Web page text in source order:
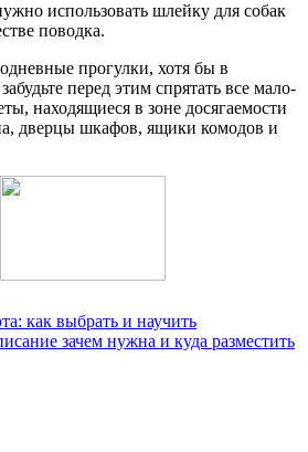
использовать шлейку для собак
поводка.
прогулки, хотя бы в
перед этим спрятать все мало-
находящиеся в зоне досягаемости
дверцы шкафов, ящики комодов и
как выбрать и научить
зачем нужна и куда разместить